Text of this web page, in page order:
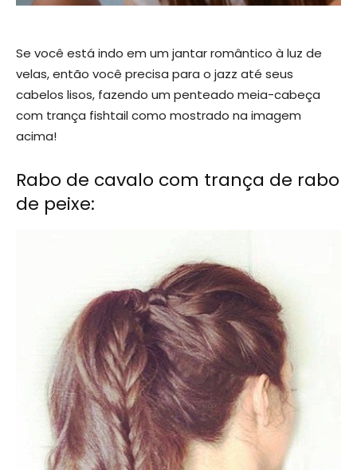
Se você está indo em um jantar romântico à luz de
velas, então você precisa para o jazz até seus
cabelos lisos, fazendo um penteado meia-cabeça
com trança fishtail como mostrado na imagem
acima!
Rabo de cavalo com trança de rabo
de peixe: